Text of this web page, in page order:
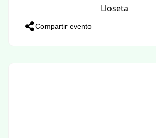
Lloseta
Compartir evento